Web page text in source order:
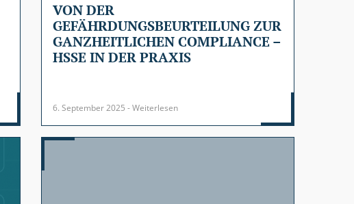
VON DER
GEFÄHRDUNGSBEURTEILUNG ZUR
GANZHEITLICHEN COMPLIANCE –
HSSE IN DER PRAXIS
6. September 2025 - Weiterlesen